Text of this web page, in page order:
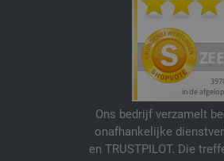
Ons bedrijf verzamelt
onafhankelijke
en TRUSTPILOT. Die